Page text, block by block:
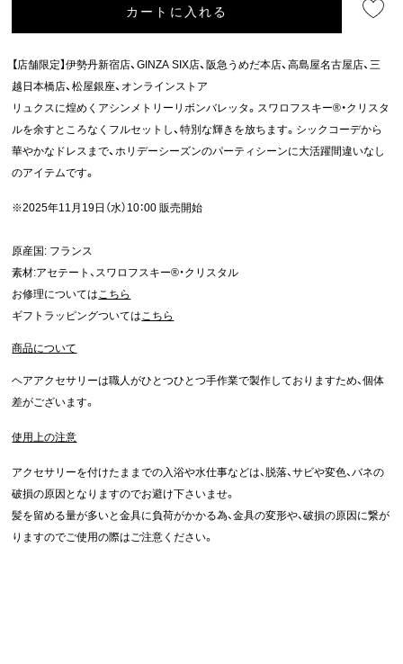
カートに入れる
【店舗限定】伊勢丹新宿店、GINZA SIX店、阪急うめだ本店、高島屋名古屋店、三
越日本橋店、松屋銀座、オンラインストア
リュクスに煌めくアシンメトリーリボンバレッタ。スワロフスキー®・クリスタ
ルを余すところなくフルセットし、特別な輝きを放ちます。シックコーデから
華やかなドレスまで、ホリデーシーズンのパーティシーンに大活躍間違いなし
のアイテムです。
※2025年11月19日（水）10：00 販売開始
原産国: フランス
素材:アセテート、スワロフスキー®・クリスタル
お修理についてはこちら
ギフトラッピングついてはこちら
商品について
ヘアアクセサリーは職人がひとつひとつ手作業で製作しておりますため、個体
差がございます。
使用上の注意
アクセサリーを付けたままでの入浴や水仕事などは、脱落、サビや変色、バネの
破損の原因となりますのでお避け下さいませ。
髪を留める量が多いと金具に負荷がかかる為、金具の変形や、破損の原因に繋が
りますのでご使用の際はご注意ください。